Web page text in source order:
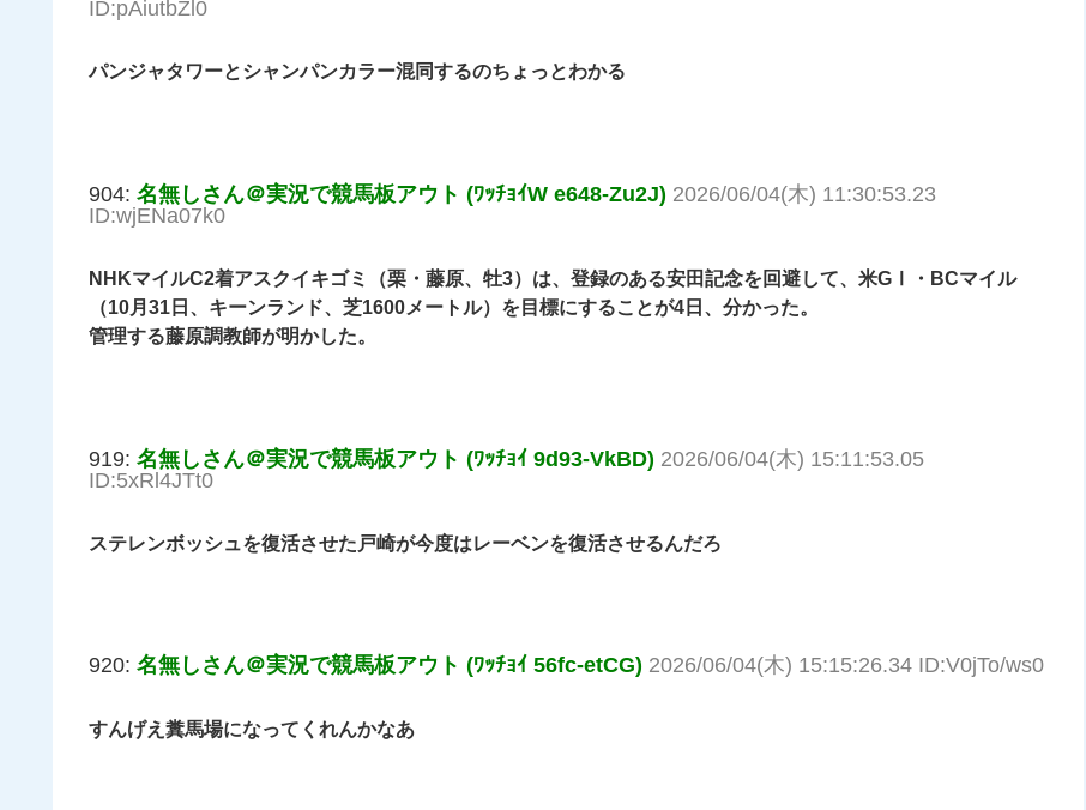
ID:pAiutbZl0
パンジャタワーとシャンパンカラー混同するのちょっとわかる
904: 名無しさん＠実況で競馬板アウト (ﾜｯﾁｮｲW e648-Zu2J) 2026/06/04(木) 11:30:53.23
ID:wjENa07k0
NHKマイルC2着アスクイキゴミ（栗・藤原、牡3）は、登録のある安田記念を回避して、米GⅠ・BCマイル
（10月31日、キーンランド、芝1600メートル）を目標にすることが4日、分かった。
管理する藤原調教師が明かした。
919: 名無しさん＠実況で競馬板アウト (ﾜｯﾁｮｲ 9d93-VkBD) 2026/06/04(木) 15:11:53.05
ID:5xRl4JTt0
ステレンボッシュを復活させた戸崎が今度はレーベンを復活させるんだろ
920: 名無しさん＠実況で競馬板アウト (ﾜｯﾁｮｲ 56fc-etCG) 2026/06/04(木) 15:15:26.34 ID:V0jTo/ws0
すんげえ糞馬場になってくれんかなあ